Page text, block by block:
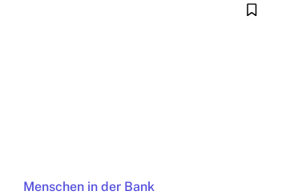
Menschen in der Bank